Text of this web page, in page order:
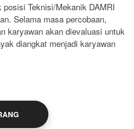
posisi Teknisi/Mekanik DAMRI
Selama masa percobaan,
karyawan akan dievaluasi untuk
diangkat menjadi karyawan